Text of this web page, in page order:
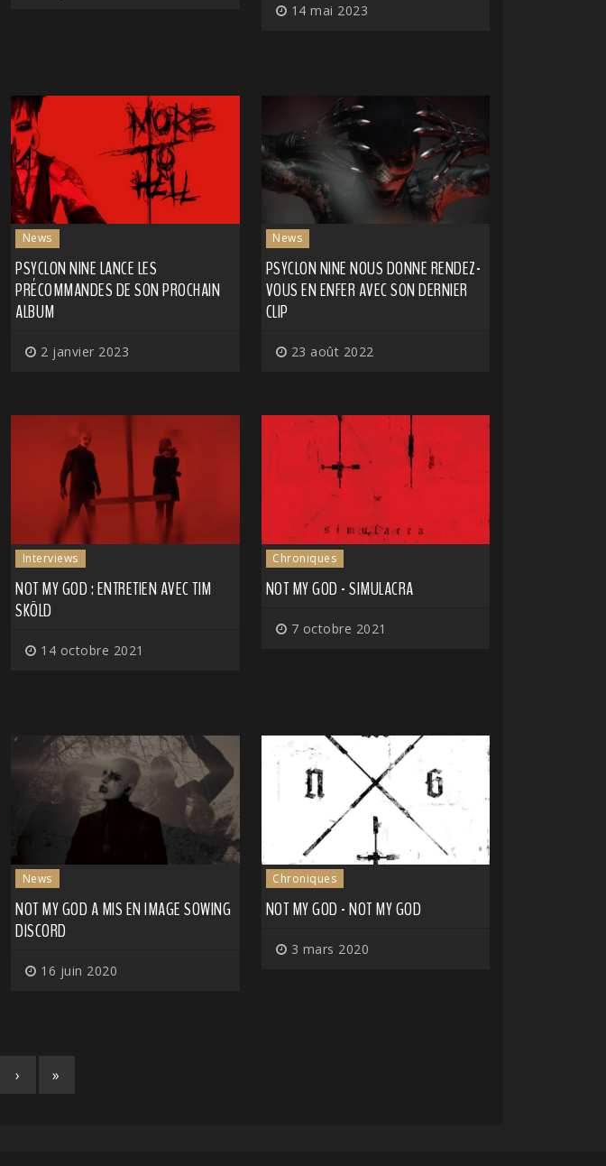
14 mai 2023
News
PSYCLON NINE LANCE LES
PRÉCOMMANDES DE SON PROCHAIN
ALBUM
2 janvier 2023
News
PSYCLON NINE NOUS DONNE RENDEZ-
VOUS EN ENFER AVEC SON DERNIER
CLIP
23 août 2022
Interviews
NOT MY GOD : ENTRETIEN AVEC TIM
SKÖLD
14 octobre 2021
Chroniques
NOT MY GOD - SIMULACRA
7 octobre 2021
News
NOT MY GOD A MIS EN IMAGE SOWING
DISCORD
16 juin 2020
Chroniques
NOT MY GOD - NOT MY GOD
3 mars 2020
› »